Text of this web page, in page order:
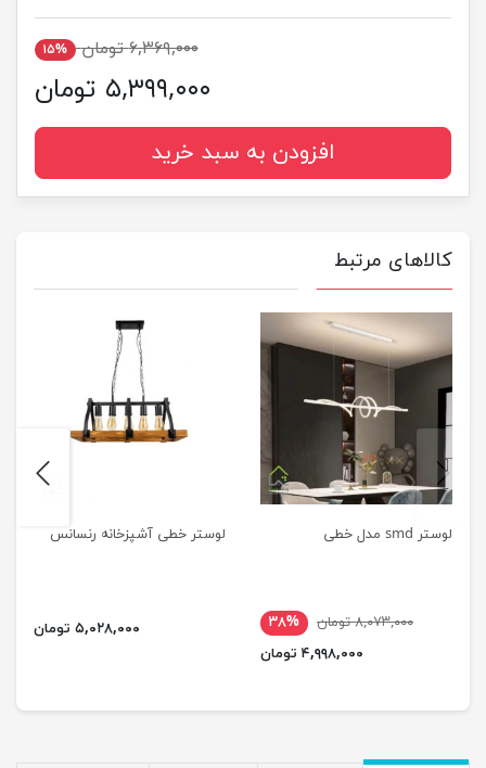
۶,۳۶۹,۰۰۰ تومان ۱۵%
۵,۳۹۹,۰۰۰ تومان
افزودن به سبد خرید
کالاهای مرتبط
لوستر smd مدل خطی
۸,۰۷۳,۰۰۰ تومان
۳۸%
۴,۹۹۸,۰۰۰ تومان
لوستر خطی آشپزخانه رنسانس
۵,۰۲۸,۰۰۰ تومان
previus